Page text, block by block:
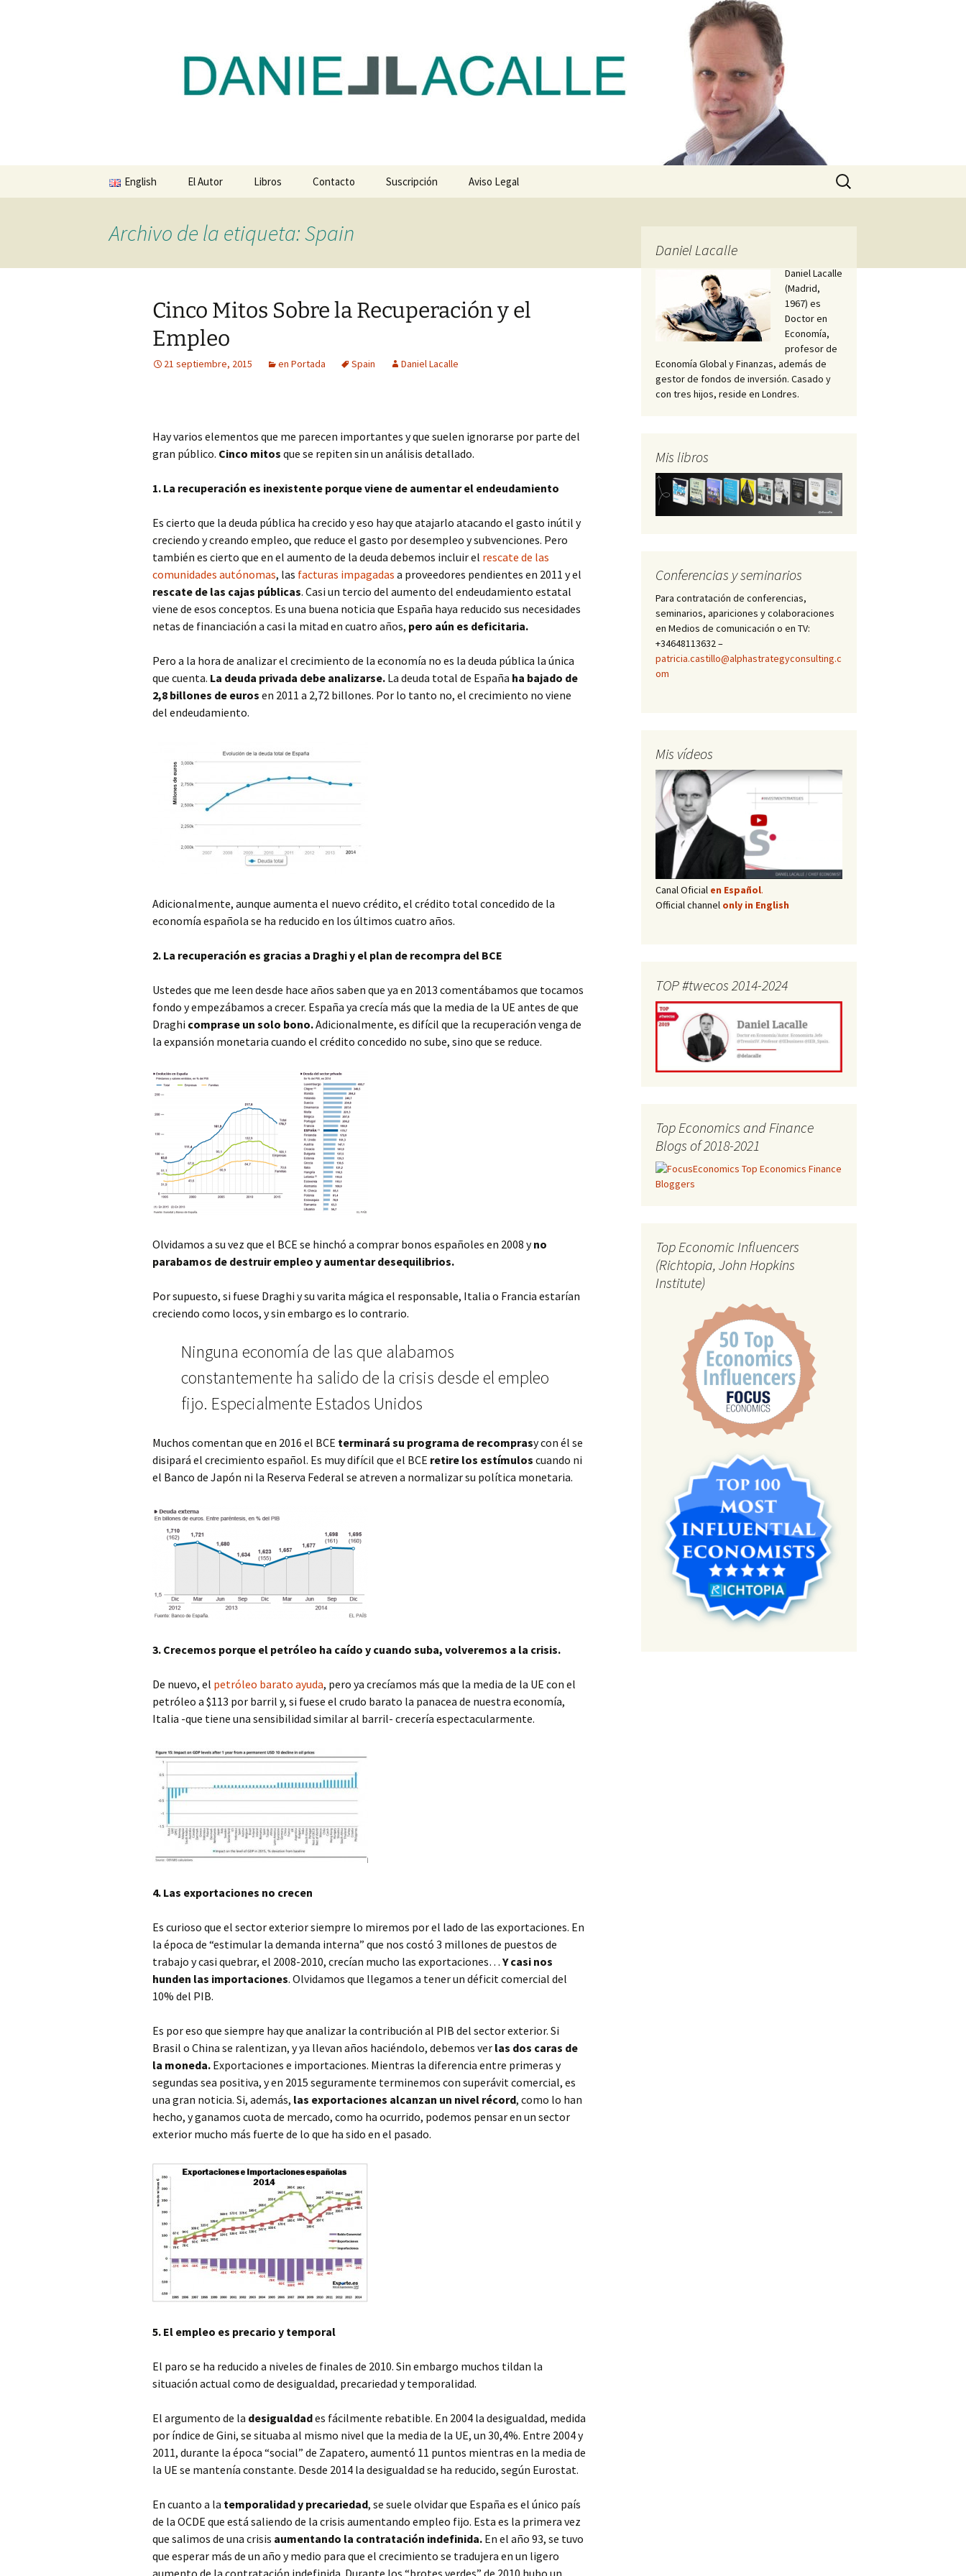
dlacalle.com
English El Autor Libros Contacto Suscripción Aviso Legal
Buscar:
Archivo de la etiqueta: Spain
Cinco Mitos Sobre la Recuperación y el
Empleo
21 septiembre, 2015 en Portada Spain Daniel Lacalle
Hay varios elementos que me parecen importantes y que suelen ignorarse por parte del
gran público. Cinco mitos que se repiten sin un análisis detallado.
1. La recuperación es inexistente porque viene de aumentar el endeudamiento
Es cierto que la deuda pública ha crecido y eso hay que atajarlo atacando el gasto inútil y
creciendo y creando empleo, que reduce el gasto por desempleo y subvenciones. Pero
también es cierto que en el aumento de la deuda debemos incluir el rescate de las
comunidades autónomas, las facturas impagadas a proveedores pendientes en 2011 y el
rescate de las cajas públicas. Casi un tercio del aumento del endeudamiento estatal
viene de esos conceptos. Es una buena noticia que España haya reducido sus necesidades
netas de financiación a casi la mitad en cuatro años, pero aún es deficitaria.
Pero a la hora de analizar el crecimiento de la economía no es la deuda pública la única
que cuenta. La deuda privada debe analizarse. La deuda total de España ha bajado de
2,8 billones de euros en 2011 a 2,72 billones. Por lo tanto no, el crecimiento no viene
del endeudamiento.
Adicionalmente, aunque aumenta el nuevo crédito, el crédito total concedido de la
economía española se ha reducido en los últimos cuatro años.
2. La recuperación es gracias a Draghi y el plan de recompra del BCE
Ustedes que me leen desde hace años saben que ya en 2013 comentábamos que tocamos
fondo y empezábamos a crecer. España ya crecía más que la media de la UE antes de que
Draghi comprase un solo bono.Adicionalmente, es difícil que la recuperación venga de
la expansión monetaria cuando el crédito concedido no sube, sino que se reduce.
Olvidamos a su vez que el BCE se hinchó a comprar bonos españoles en 2008 yno
parabamos de destruir empleo y aumentar desequilibrios.
Por supuesto, si fuese Draghi y su varita mágica el responsable, Italia o Francia estarían
creciendo como locos, y sin embargo es lo contrario.
Ninguna economía de las que alabamos
constantemente ha salido de la crisis desde el empleo
fijo. Especialmente Estados Unidos
Muchos comentan que en 2016 el BCE terminará su programa de recomprasy con él se
disipará el crecimiento español. Es muy difícil que el BCE retire los estímulos cuando ni
el Banco de Japón ni la Reserva Federal se atreven a normalizar su política monetaria.
3. Crecemos porque el petróleo ha caído y cuando suba, volveremos a la crisis.
De nuevo, el petróleo barato ayuda, pero ya crecíamos más que la media de la UE con el
petróleo a $113 por barril y, si fuese el crudo barato la panacea de nuestra economía,
Italia -que tiene una sensibilidad similar al barril- crecería espectacularmente.
4. Las exportaciones no crecen
Es curioso que el sector exterior siempre lo miremos por el lado de las exportaciones. En
la época de “estimular la demanda interna” que nos costó 3 millones de puestos de
trabajo y casi quebrar, el 2008-2010, crecían mucho las exportaciones… Y casi nos
hunden las importaciones. Olvidamos que llegamos a tener un déficit comercial del
10% del PIB.
Es por eso que siempre hay que analizar la contribución al PIB del sector exterior. Si
Brasil o China se ralentizan, y ya llevan años haciéndolo, debemos ver las dos caras de
la moneda. Exportaciones e importaciones. Mientras la diferencia entre primeras y
segundas sea positiva, y en 2015 seguramente terminemos con superávit comercial, es
una gran noticia. Si, además, las exportaciones alcanzan un nivel récord, como lo han
hecho, y ganamos cuota de mercado, como ha ocurrido, podemos pensar en un sector
exterior mucho más fuerte de lo que ha sido en el pasado.
5. El empleo es precario y temporal
El paro se ha reducido a niveles de finales de 2010. Sin embargo muchos tildan la
situación actual como de desigualdad, precariedad y temporalidad.
El argumento de la desigualdades fácilmente rebatible. En 2004 la desigualdad, medida
por índice de Gini, se situaba al mismo nivel que la media de la UE, un 30,4%. Entre 2004 y
2011, durante la época “social” de Zapatero, aumentó 11 puntos mientras en la media de
la UE se mantenía constante. Desde 2014 la desigualdad se ha reducido, según Eurostat.
En cuanto a la temporalidad y precariedad, se suele olvidar que España es el único país
de la OCDE que está saliendo de la crisis aumentando empleo fijo. Esta es la primera vez
que salimos de una crisis aumentando la contratación indefinida. En el año 93, se tuvo
que esperar más de un año y medio para que el crecimiento se tradujera en un ligero
aumento de la contratación indefinida. Durante los “brotes verdes” de 2010 hubo un
Daniel Lacalle
Daniel Lacalle
(Madrid,
1967) es
Doctor en
Economía,
profesor de
Economía Global y Finanzas, además de
gestor de fondos de inversión. Casado y
con tres hijos, reside en Londres.
Mis libros
Conferencias y seminarios
Para contratación de conferencias,
seminarios, apariciones y colaboraciones
en Medios de comunicación o en TV:
+34648113632 –
patricia.castillo@alphastrategyconsulting.c
om
Mis vídeos
Canal Oficial en Español.
Official channel only in English
TOP #twecos 2014-2024
Top Economics and Finance
Blogs of 2018-2021
Top Economic Influencers
(Richtopia, John Hopkins
Institute)